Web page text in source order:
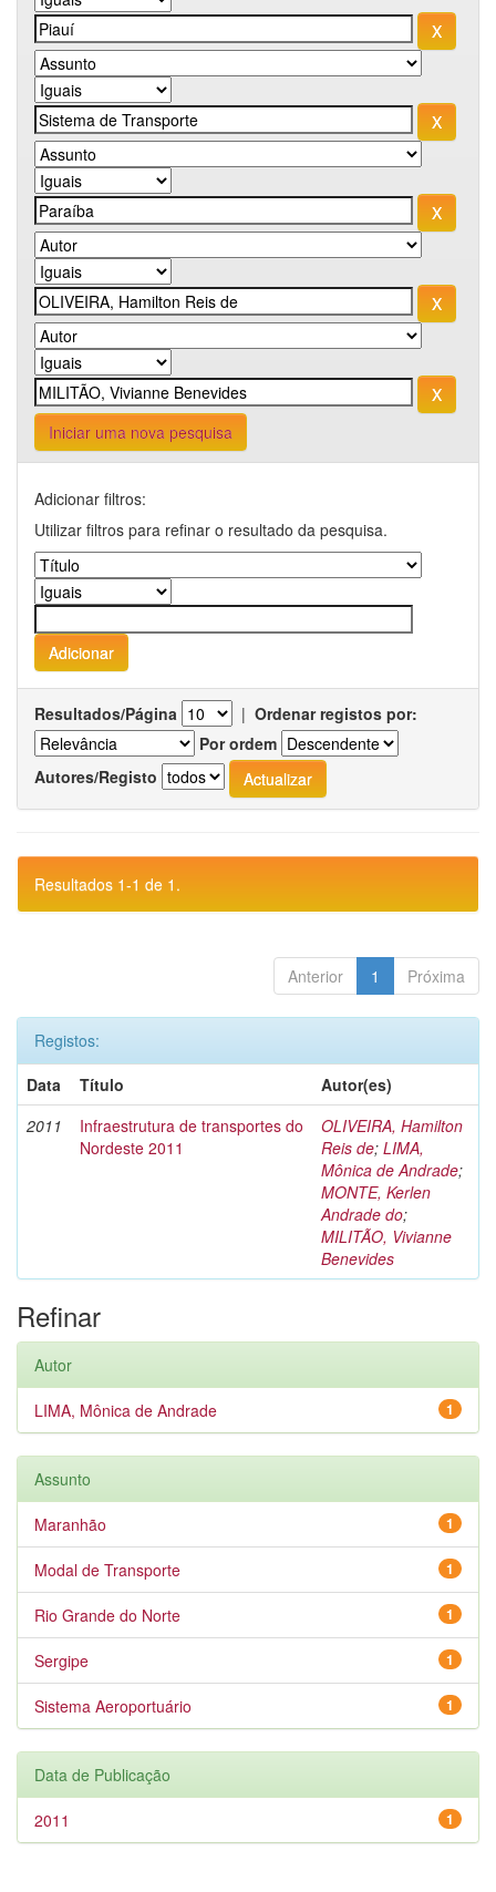
Iniciar uma nova pesquisa
Adicionar filtros:
Utilizar filtros para refinar o resultado da pesquisa.
Resultados/Página | Ordenar registos por:
Por ordem
Autores/Registo
Resultados 1-1 de 1.
Anterior 1 Próxima
Registos:
Data
Título
Autor(es)
2011
Infraestrutura de transportes do
Nordeste 2011
OLIVEIRA, Hamilton
Reis de; LIMA,
Mônica de Andrade;
MONTE, Kerlen
Andrade do;
MILITÃO, Vivianne
Benevides
Refinar
Autor
1
LIMA, Mônica de Andrade
Assunto
1
Maranhão
1
Modal de Transporte
1
Rio Grande do Norte
1
Sergipe
1
Sistema Aeroportuário
Data de Publicação
1
2011